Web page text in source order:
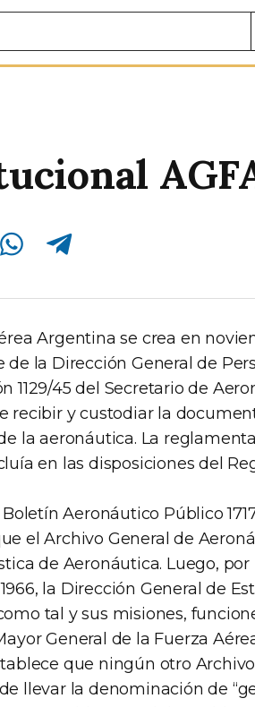
Compartir en Whatsapp Compartir en Telegram
Argentina se crea en
la Dirección General de
1129/45 del Secretario de
recibir y custodiar la
la aeronáutica. La
en las disposiciones del
Aeronáutico Público
el Archivo General de
de Aeronáutica. Luego,
la Dirección General de
tal y sus misiones,
General de la Fuerza
que ningún otro
llevar la denominación de